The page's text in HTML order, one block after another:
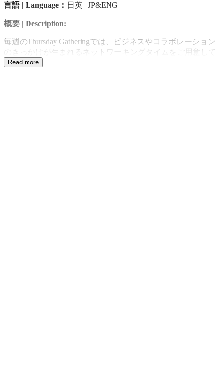
言語 | Language： 日英 | JP&ENG
概要 | Description:
毎週のThursday Gatheringでは、ビジネスやコラボレーション
のきっかけが生まれるネットワーキングタイムをご用意して
います。
Read more